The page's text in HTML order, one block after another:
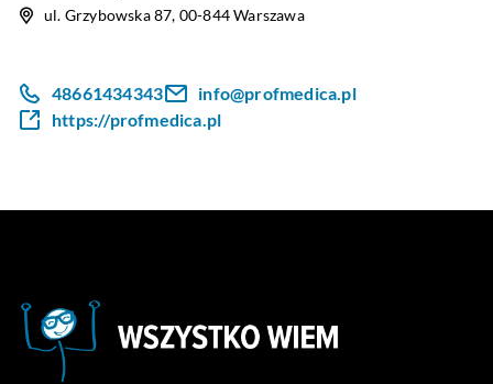
ul. Grzybowska 87, 00-844 Warszawa
48661434343
info@profmedica.pl
https://profmedica.pl